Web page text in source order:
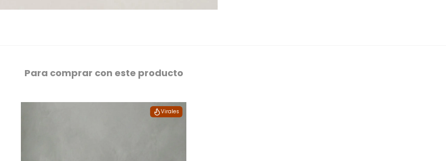
Para comprar con este producto
Virales